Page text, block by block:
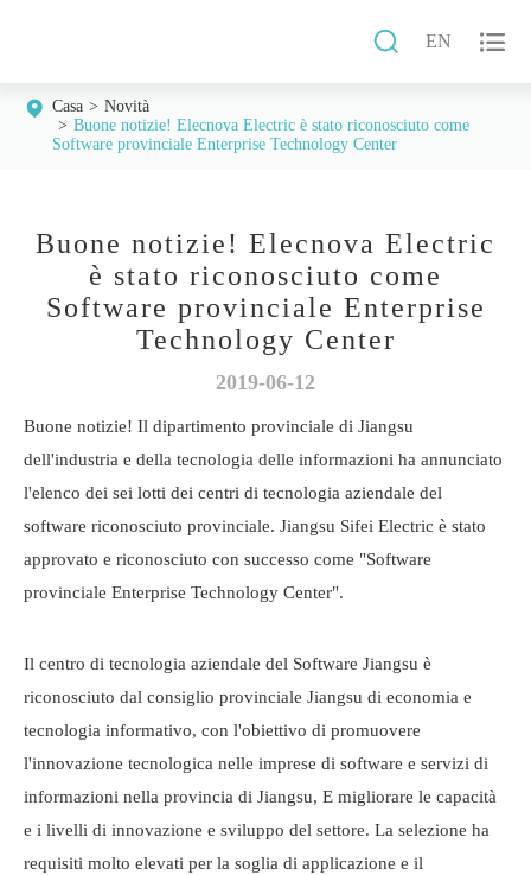
 EN 
Casa
Novità
Buone notizie! Elecnova Electric è stato riconosciuto come
Software provinciale Enterprise Technology Center
Buone notizie! Elecnova Electric
è stato riconosciuto come
Software provinciale Enterprise
Technology Center
2019-06-12
Buone notizie! Il dipartimento provinciale di Jiangsu
dell'industria e della tecnologia delle informazioni ha annunciato
l'elenco dei sei lotti dei centri di tecnologia aziendale del
software riconosciuto provinciale. Jiangsu Sifei Electric è stato
approvato e riconosciuto con successo come "Software
provinciale Enterprise Technology Center".
Il centro di tecnologia aziendale del Software Jiangsu è
riconosciuto dal consiglio provinciale Jiangsu di economia e
tecnologia informativo, con l'obiettivo di promuovere
l'innovazione tecnologica nelle imprese di software e servizi di
informazioni nella provincia di Jiangsu, E migliorare le capacità
e i livelli di innovazione e sviluppo del settore. La selezione ha
requisiti molto elevati per la soglia di applicazione e il